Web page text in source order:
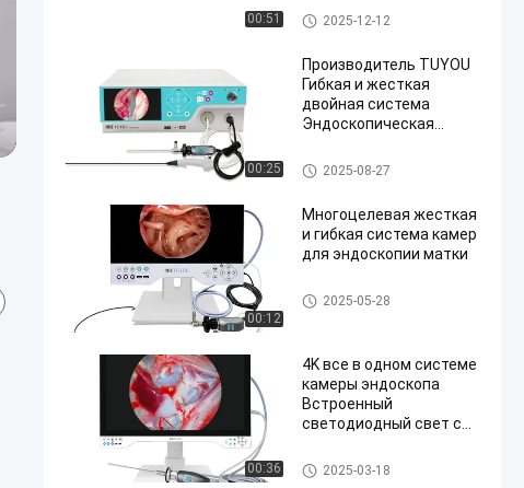
00:51
Все в одной медицинской эн
доскопической камере
2025-12-12
00:25
Производитель TUYOU
Гибкая и жесткая
двойная система
Эндоскопическая
Все в одной медицинской эн
доскопической камере
2025-08-27
00:12
Многоцелевая жесткая
и гибкая система камер
для эндоскопии матки
Все в одной медицинской эн
доскопической камере
2025-05-28
00:36
4K все в одном системе
камеры эндоскопа
Встроенный
светодиодный свет с
медицинским
монитором
система камеры Endoscope 4
K
2025-03-18